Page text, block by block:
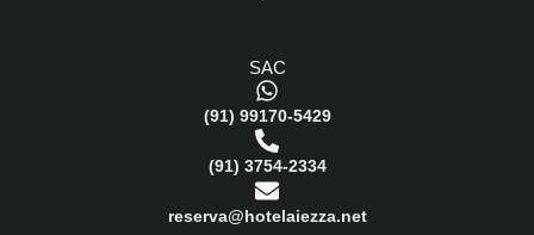
SAC
(91) 99170-5429
(91) 3754-2334
reserva@hotelaiezza.net